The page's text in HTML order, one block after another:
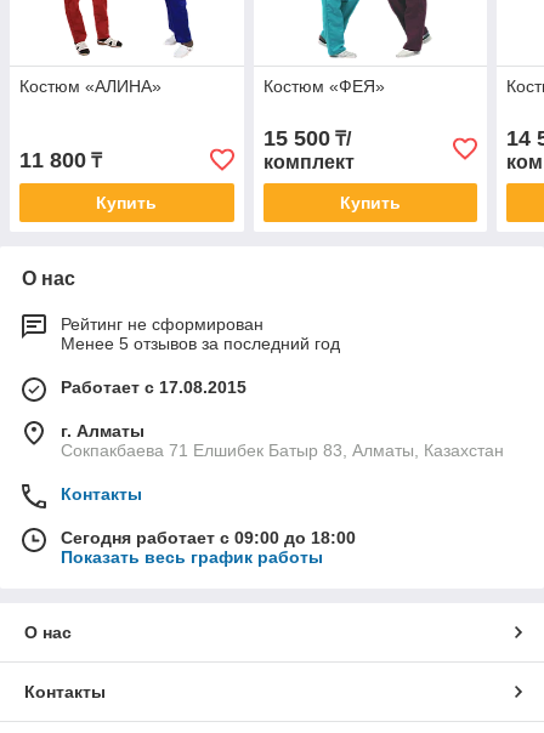
Костюм «АЛИНА»
11 800 ₸
Купить
Костюм «ФЕЯ»
15 500₸/
комплект
Купить
14
О нас
Рейтинг не сформирован
Менее 5 отзывов за последний год
Работает с 17.08.2015
г. Алматы
Сокпакбаева 71 Елшибек Батыр 83, Алматы, Казахстан
Контакты
Сегодня работает с 09:00 до 18:00
Показать весь график работы
О нас
Контакты